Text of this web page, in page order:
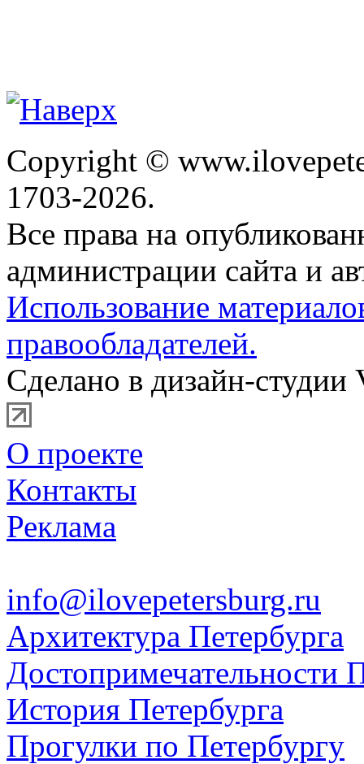
Copyright ©
1703-2026.
Все права на
администрации сайта и
Использование
правообладателей.
Сделано в дизайн-студии
О проекте
Контакты
Реклама
info@ilovepetersburg.ru
Архитектура Петербурга
Достопримечательности
История Петербурга
Прогулки по Петербургу